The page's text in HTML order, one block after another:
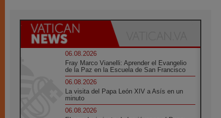
06.08.2026
Fray Marco Vianelli: Aprender el Evangelio
de la Paz en la Escuela de San Francisco
06.08.2026
La visita del Papa León XIV a Asís en un
minuto
06.08.2026